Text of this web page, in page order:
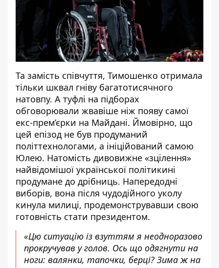
Та замість співчуття, Тимошенко отримала
тільки шквал гніву багатотисячного
натовпу. А туфлі на підборах
обговорювали жвавіше ніж появу самої
екс-прем’єрки на Майдані. Ймовірно, що
цей епізод не був продуманий
політтехнологами, а ініційований самою
Юлею. Натомість дивовижне «зцілення»
найвідомішої української політикині
продумане до дрібниць. Напередодні
виборів, вона після чудодійного уколу
кинула милиці, продемонструвавши свою
готовність стати президентом.
«Цю ситуацію із взуттям я неодноразово
прокручував у голов. Ось що одягнути на
ноги: валянки, тапочки, берці? Зима ж на